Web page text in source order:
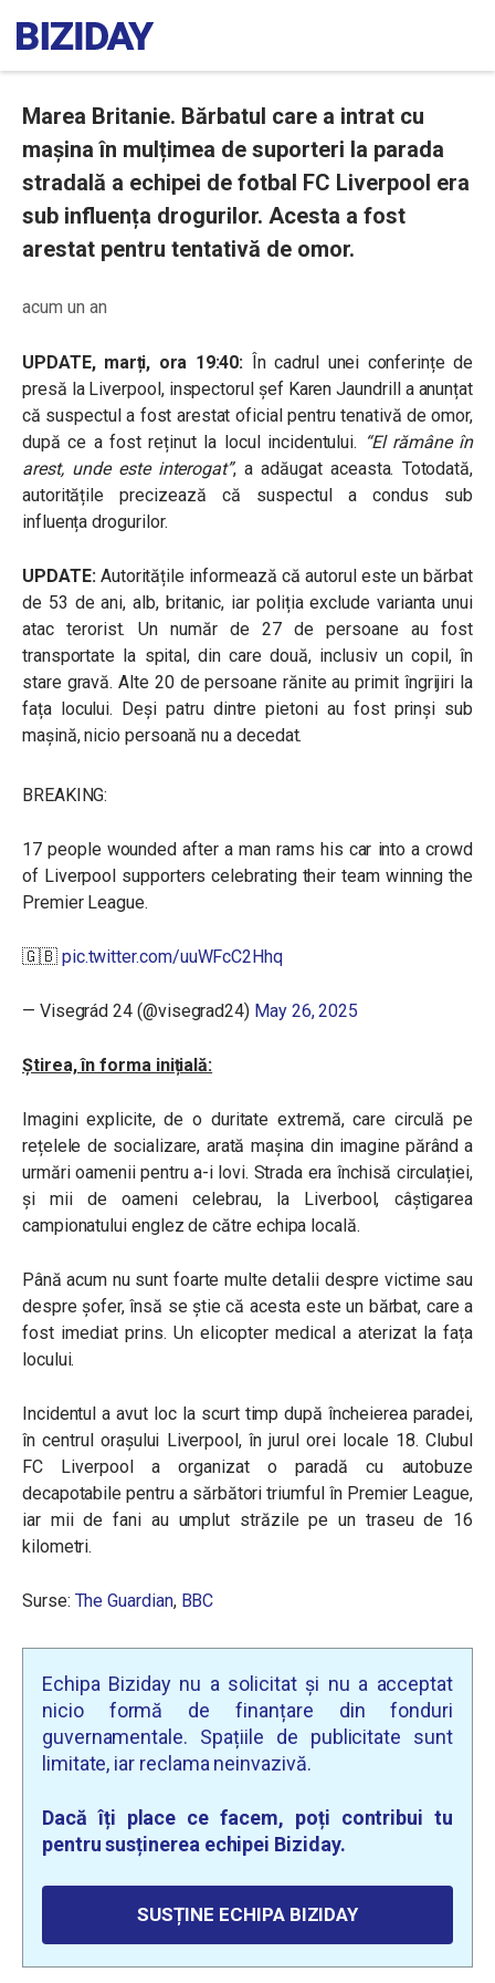
Marea Britanie. Bărbatul care a intrat cu
mașina în mulțimea de suporteri la parada
stradală a echipei de fotbal FC Liverpool era
sub influența drogurilor. Acesta a fost
arestat pentru tentativă de omor.
acum un an
UPDATE, marți, ora 19:40: În cadrul unei conferințe de
presă la Liverpool, inspectorul şef Karen Jaundrill a anunțat
că suspectul a fost arestat oficial pentru tenativă de omor,
după ce a fost reținut la locul incidentului. “El rămâne în
arest, unde este interogat”, a adăugat aceasta. Totodată,
autoritățile precizează că suspectul a condus sub
influența drogurilor.
UPDATE:Autoritățile informează că autorul este un bărbat
de 53 de ani, alb, britanic, iar poliția exclude varianta unui
atac terorist. Un număr de 27 de persoane au fost
transportate la spital, din care două, inclusiv un copil, în
stare gravă. Alte 20 de persoane rănite au primit îngrijiri la
fața locului. Deși patru dintre pietoni au fost prinși sub
mașină, nicio persoană nu a decedat.
BREAKING:
17 people wounded after a man rams his car into a crowd
of Liverpool supporters celebrating their team winning the
Premier League.
🇬🇧 pic.twitter.com/uuWFcC2Hhq
— Visegrád 24 (@visegrad24) May 26, 2025
Știrea, în forma inițială:
Imagini explicite, de o duritate extremă, care circulă pe
rețelele de socializare, arată mașina din imagine părând a
urmări oamenii pentru a-i lovi. Strada era închisă circulației,
și mii de oameni celebrau, la Liverbool, câștigarea
campionatului englez de către echipa locală.
Până acum nu sunt foarte multe detalii despre victime sau
despre șofer, însă se știe că acesta este un bărbat, care a
fost imediat prins. Un elicopter medical a aterizat la fața
locului.
Incidentul a avut loc la scurt timp după încheierea paradei,
în centrul orașului Liverpool, în jurul orei locale 18. Clubul
FC Liverpool a organizat o paradă cu autobuze
decapotabile pentru a sărbători triumful în Premier League,
iar mii de fani au umplut străzile pe un traseu de 16
kilometri.
Surse: The Guardian, BBC
Echipa Biziday nu a solicitat și nu a acceptat
nicio formă de finanțare din fonduri
guvernamentale. Spațiile de publicitate sunt
limitate, iar reclama neinvazivă.
Dacă îți place ce facem, poți contribui tu
pentru susținerea echipei Biziday.
SUSȚINE ECHIPA BIZIDAY